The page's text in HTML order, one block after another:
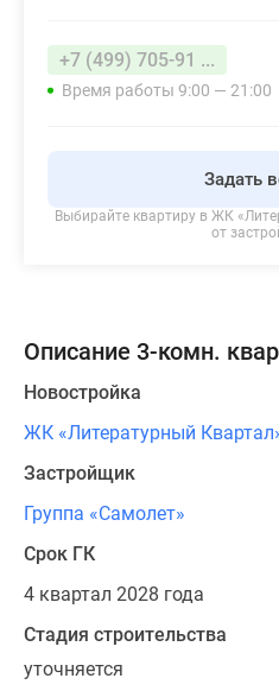
+7 (499) 705-91 ...
Время работы 9:00 — 21:00
Задать
Выбирайте квартиру в ЖК
от
Описание 3-комн.
Новостройка
ЖК «Литературный
Застройщик
Группа «Самолет»
Срок ГК
4 квартал 2028 года
Стадия строительства
уточняется